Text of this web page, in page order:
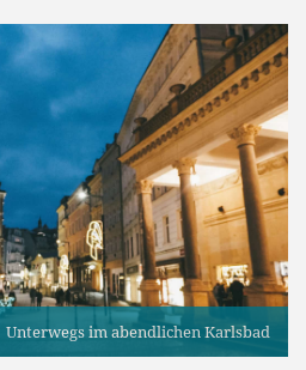
Unterwegs im abendlichen Karlsbad